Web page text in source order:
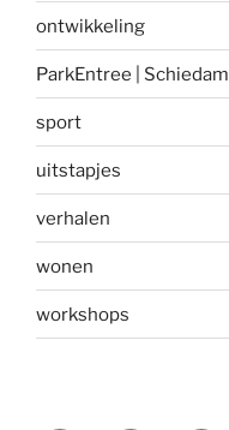
ontwikkeling
ParkEntree | Schiedam
sport
uitstapjes
verhalen
wonen
workshops